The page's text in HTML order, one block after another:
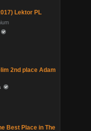
Lektor PL
2nd place Adam
Best Place in The